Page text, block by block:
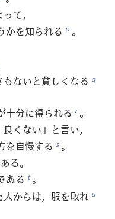
て，
かを知られる o 。
ないと貧しくなる q
十分に得られる r 。
くない」と言い，
を自慢する s 。
る。
ある t 。
からは，服を取れ u